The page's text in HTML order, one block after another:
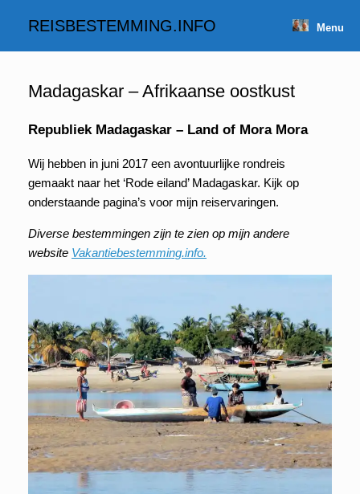
REISBESTEMMING.INFO Menu
Madagaskar – Afrikaanse oostkust
Republiek Madagaskar – Land of Mora Mora
Wij hebben in juni 2017 een avontuurlijke rondreis
gemaakt naar het ‘Rode eiland’ Madagaskar. Kijk op
onderstaande pagina’s voor mijn reiservaringen.
Diverse bestemmingen zijn te zien op mijn andere
website Vakantiebestemming.info.